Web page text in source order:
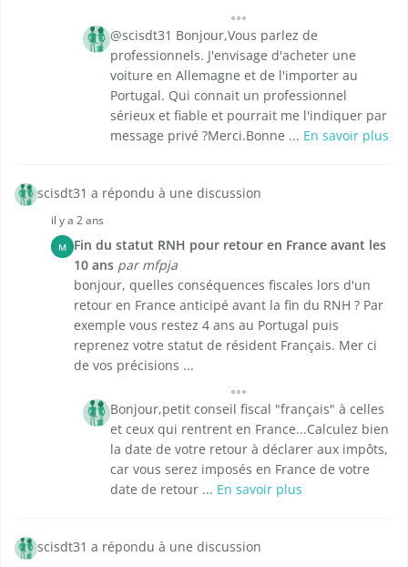
@scisdt31 Bonjour,Vous parlez de
professionnels. J'envisage d'acheter une
voiture en Allemagne et de l'importer au
Portugal. Qui connait un professionnel
sérieux et fiable et pourrait me l'indiquer par
message privé ?Merci.Bonne ... En savoir plus
scisdt31 a répondu à une discussion
il y a 2 ans
M
Fin du statut RNH pour retour en France avant les
10 ans par mfpja
bonjour, quelles conséquences fiscales lors d'un
retour en France anticipé avant la fin du RNH ? Par
exemple vous restez 4 ans au Portugal puis
reprenez votre statut de résident Français. Mer ci
de vos précisions ...
Bonjour,petit conseil fiscal "français" à celles
et ceux qui rentrent en France...Calculez bien
la date de votre retour à déclarer aux impôts,
car vous serez imposés en France de votre
date de retour ... En savoir plus
scisdt31 a répondu à une discussion